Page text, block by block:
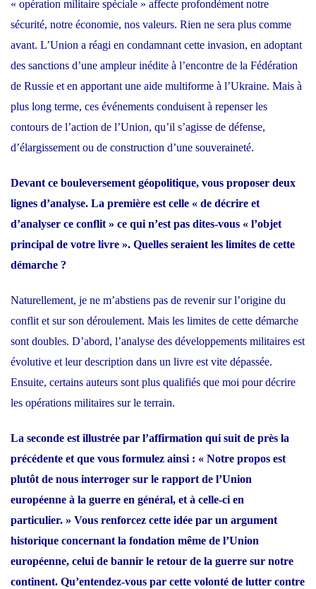
« opération militaire spéciale » affecte profondément notre
sécurité, notre économie, nos valeurs. Rien ne sera plus comme
avant. L’Union a réagi en condamnant cette invasion, en adoptant
des sanctions d’une ampleur inédite à l’encontre de la Fédération
de Russie et en apportant une aide multiforme à l’Ukraine. Mais à
plus long terme, ces événements conduisent à repenser les
contours de l’action de l’Union, qu’il s’agisse de défense,
d’élargissement ou de construction d’une souveraineté.
Devant ce bouleversement géopolitique, vous proposer deux
lignes d’analyse. La première est celle « de décrire et
d’analyser ce conflit » ce qui n’est pas dites-vous « l’objet
principal de votre livre ». Quelles seraient les limites de cette
démarche ?
Naturellement, je ne m’abstiens pas de revenir sur l’origine du
conflit et sur son déroulement. Mais les limites de cette démarche
sont doubles. D’abord, l’analyse des développements militaires est
évolutive et leur description dans un livre est vite dépassée.
Ensuite, certains auteurs sont plus qualifiés que moi pour décrire
les opérations militaires sur le terrain.
La seconde est illustrée par l’affirmation qui suit de près la
précédente et que vous formulez ainsi : « Notre propos est
plutôt de nous interroger sur le rapport de l’Union
européenne à la guerre en général, et à celle-ci en
particulier. » Vous renforcez cette idée par un argument
historique concernant la fondation même de l’Union
européenne, celui de bannir le retour de la guerre sur notre
continent. Qu’entendez-vous par cette volonté de lutter contre